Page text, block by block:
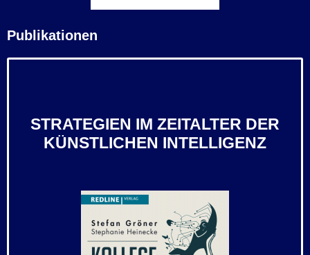
Publikationen
STRATEGIEN IM ZEITALTER DER
KÜNSTLICHEN INTELLIGENZ